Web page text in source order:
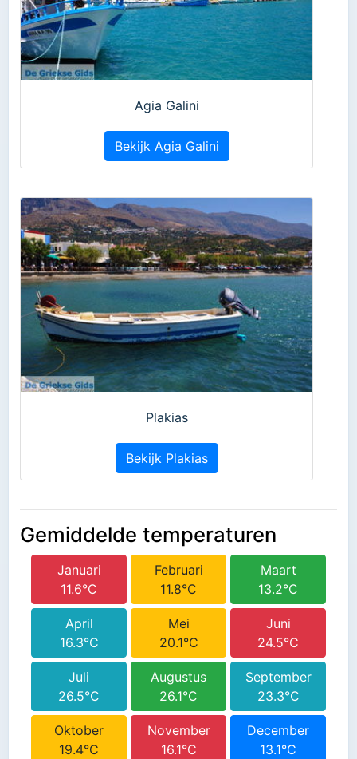
Agia Galini
Bekijk Agia Galini
Plakias
Bekijk Plakias
Gemiddelde temperaturen
Januari
11.6°C
Februari
11.8°C
Maart
13.2°C
April
16.3°C
Mei
20.1°C
Juni
24.5°C
Juli
26.5°C
Augustus
26.1°C
September
23.3°C
Oktober
19.4°C
November
16.1°C
December
13.1°C